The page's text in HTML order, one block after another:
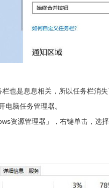
也是息息相关，所以任务栏消
电脑任务管理器。
资源管理器」，右键单击，选